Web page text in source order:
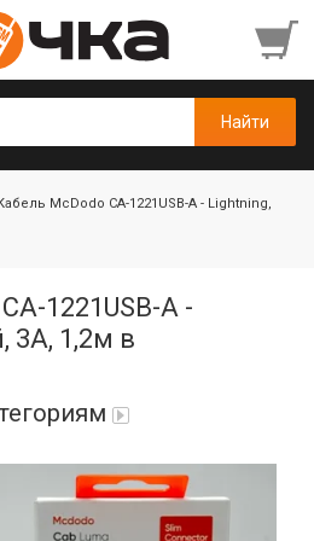
McDodo CA-1221USB-A - Lightning,
1221USB-A -
3A, 1,2м в